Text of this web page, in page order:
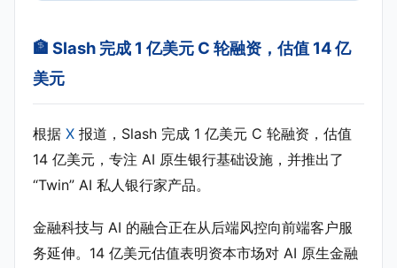
🏦 Slash 完成 1 亿美元 C 轮融资，估值 14 亿
美元
根据 X 报道，Slash 完成 1 亿美元 C 轮融资，估值
14 亿美元，专注 AI 原生银行基础设施，并推出了
“Twin” AI 私人银行家产品。
金融科技与 AI 的融合正在从后端风控向前端客户服
务延伸。14 亿美元估值表明资本市场对 AI 原生金融